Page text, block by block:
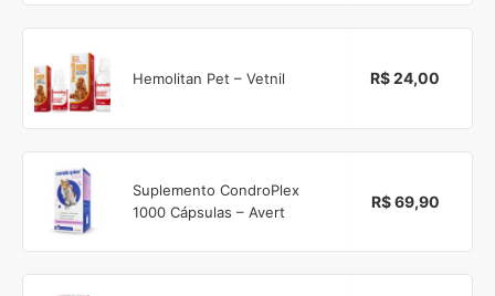
Hemolitan Pet – Vetnil R$ 24,00
Suplemento CondroPlex
1000 Cápsulas – Avert
R$ 69,90